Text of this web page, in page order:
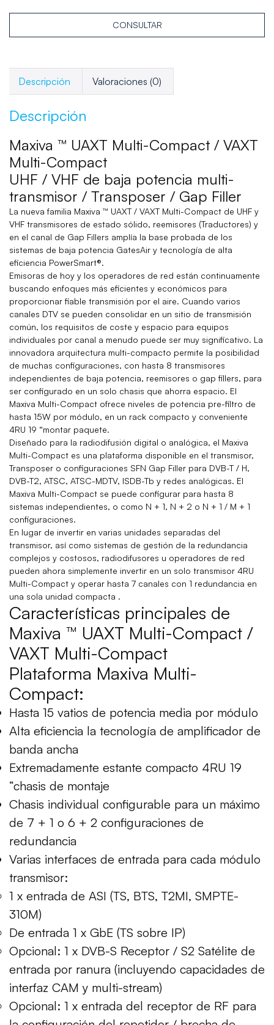
CONSULTAR
Descripción Valoraciones (0)
Descripción
Maxiva ™ UAXT Multi-Compact / VAXT
Multi-Compact
UHF / VHF de baja potencia multi-
transmisor / Transposer / Gap Filler
La nueva familia Maxiva ™ UAXT / VAXT Multi-Compact de UHF y
VHF transmisores de estado sólido, reemisores (Traductores) y
en el canal de Gap Fillers amplía la base probada de los
sistemas de baja potencia GatesAir y tecnología de alta
eficiencia PowerSmart®.
Emisoras de hoy y los operadores de red están continuamente
buscando enfoques más eficientes y económicos para
proporcionar fiable transmisión por el aire. Cuando varios
canales DTV se pueden consolidar en un sitio de transmisión
común, los requisitos de coste y espacio para equipos
individuales por canal a menudo puede ser muy significativo. La
innovadora arquitectura multi-compacto permite la posibilidad
de muchas configuraciones, con hasta 8 transmisores
independientes de baja potencia, reemisores o gap fillers, para
ser configurado en un solo chasis que ahorra espacio. El
Maxiva Multi-Compact ofrece niveles de potencia pre-filtro de
hasta 15W por módulo, en un rack compacto y conveniente
4RU 19 “montar paquete.
Diseñado para la radiodifusión digital o analógica, el Maxiva
Multi-Compact es una plataforma disponible en el transmisor,
Transposer o configuraciones SFN Gap Filler para DVB-T / H,
DVB-T2, ATSC, ATSC-MDTV, ISDB-Tb y redes analógicas. El
Maxiva Multi-Compact se puede configurar para hasta 8
sistemas independientes, o como N + 1, N + 2 o N + 1 / M + 1
configuraciones.
En lugar de invertir en varias unidades separadas del
transmisor, así como sistemas de gestión de la redundancia
complejos y costosos, radiodifusores u operadores de red
pueden ahora simplemente invertir en un solo transmisor 4RU
Multi-Compact y operar hasta 7 canales con 1 redundancia en
una sola unidad compacta .
Características principales de
Maxiva ™ UAXT Multi-Compact /
VAXT Multi-Compact
Plataforma Maxiva Multi-
Compact:
Hasta 15 vatios de potencia media por módulo
Alta eficiencia la tecnología de amplificador de
banda ancha
Extremadamente estante compacto 4RU 19
“chasis de montaje
Chasis individual configurable para un máximo
de 7 + 1 o 6 + 2 configuraciones de
redundancia
Varias interfaces de entrada para cada módulo
transmisor:
1 x entrada de ASI (TS, BTS, T2MI, SMPTE-
310M)
De entrada 1 x GbE (TS sobre IP)
Opcional: 1 x DVB-S Receptor / S2 Satélite de
entrada por ranura (incluyendo capacidades de
interfaz CAM y multi-stream)
Opcional: 1 x entrada del receptor de RF para